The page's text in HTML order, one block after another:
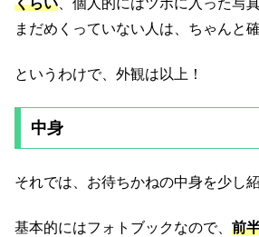
まだめくっていない人は、ちゃんと
というわけで、外観は以上！
中身
それでは、お待ちかねの中身を少し
基本的にはフォトブックなので、 前